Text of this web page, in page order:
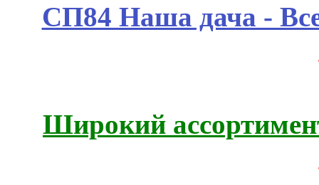
СП84 Наша дача -
Широкий